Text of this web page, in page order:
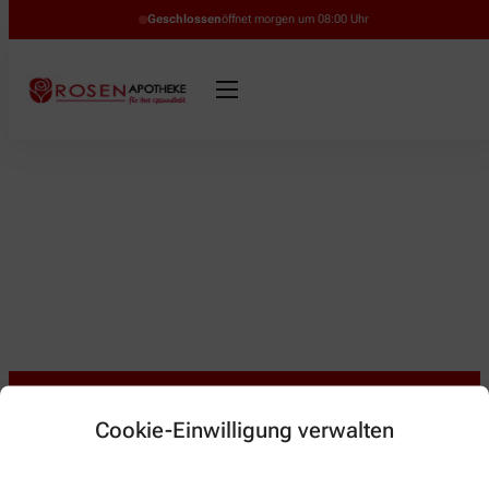
Cookie-Einwilligung verwalten
Geschlossenöffnet morgen um 08:00 Uhr